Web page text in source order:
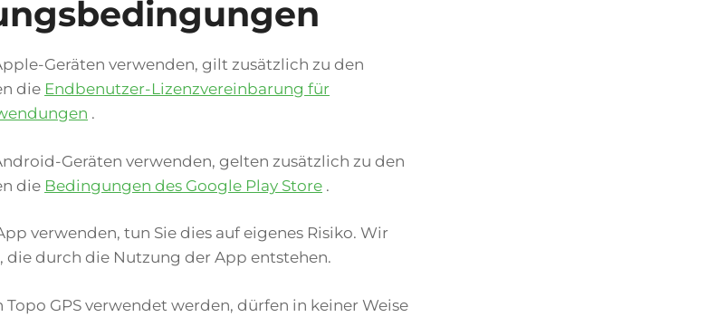
Geräten verwenden, gilt zusätzlich zu den
die Endbenutzer-Lizenzvereinbarung für
.
Geräten verwenden, gelten zusätzlich zu den
die Bedingungen des Google Play Store .
verwenden, tun Sie dies auf eigenes Risiko. Wir
die durch die Nutzung der App entstehen.
GPS verwendet werden, dürfen in keiner Weise